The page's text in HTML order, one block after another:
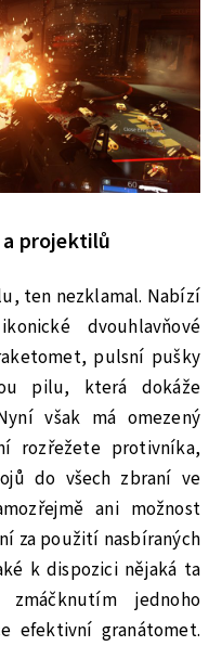
a projektilů
ten nezklamal. Nabízí
dvouhlavňové
pulsní pušky
pilu, která dokáže
však má omezený
rozřežete protivníka,
do všech zbraní ve
ani možnost
za použití nasbíraných
k dispozici nějaká ta
jednoho
efektivní granátomet.